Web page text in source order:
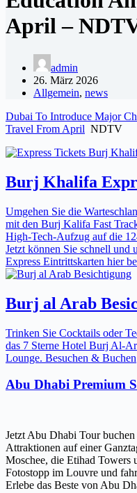
April –
admin
26. März 2026
Allgemein, news
Dubai To Introduce Major
Travel From April NDTV
Burj Khalifa
Umgehen Sie die
mit den Burj Kalifa Fast
High-Tech-Aufzug auf die
Jetzt können Sie schnell
Express Eintrittskarten hier
Burj al Arab
Trinken Sie Cocktails oder
das 7 Sterne Hotel Burj Al-
Lounge. Besuchen & Buchen
Abu Dhabi Premium
Jetzt Abu Dhabi Tour
Attraktionen auf einer
Moschee, die Etihad Towers
Fotostopp im Louvre und
Erlebe das Beste von Abu